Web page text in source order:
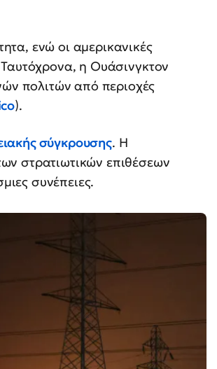
ενώ οι αμερικανικές
Ταυτόχρονα, η Ουάσινγκτον
πολιτών από περιοχές
).
σύγκρουσης. Η
στρατιωτικών επιθέσεων
συνέπειες.